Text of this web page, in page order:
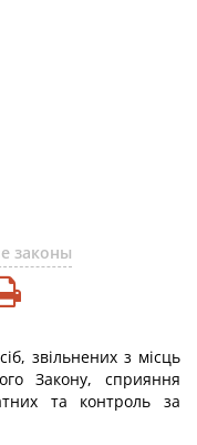
законы
звільнених з місць
Закону, сприяння
та контроль за